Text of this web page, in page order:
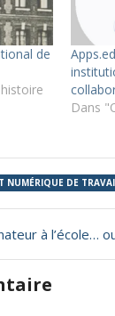
de
Dans
NUMÉRIQUE DE
l’école… ou ailleurs,